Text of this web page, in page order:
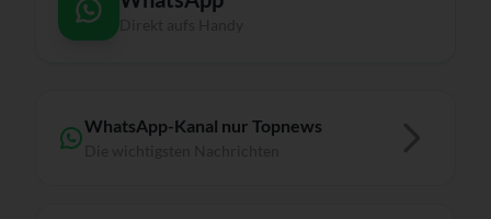
WhatsApp-Kanal nur Topnews